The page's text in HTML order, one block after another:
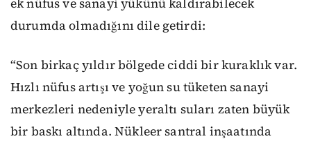
ek nüfus ve sanayi yükünü kaldırabilecek
durumda olmadığını dile getirdi:
“Son birkaç yıldır bölgede ciddi bir kuraklık var.
Hızlı nüfus artışı ve yoğun su tüketen sanayi
merkezleri nedeniyle yeraltı suları zaten büyük
bir baskı altında. Nükleer santral inşaatında